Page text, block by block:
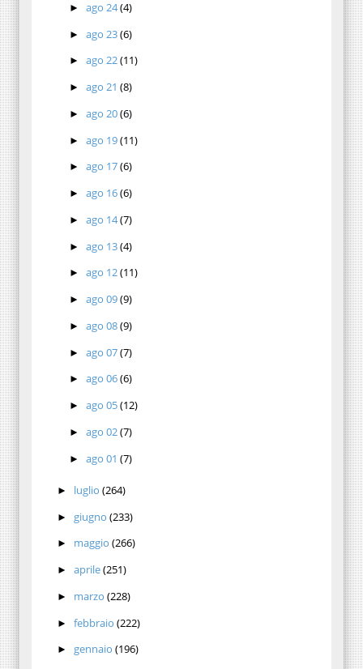
►ago 24(4)
►ago 23(6)
►ago 22(11)
►ago 21(8)
►ago 20(6)
►ago 19(11)
►ago 17(6)
►ago 16(6)
►ago 14(7)
►ago 13(4)
►ago 12(11)
►ago 09(9)
►ago 08(9)
►ago 07(7)
►ago 06(6)
►ago 05(12)
►ago 02(7)
►ago 01(7)
► luglio (264)
► giugno (233)
► maggio (266)
► aprile(251)
► marzo (228)
► febbraio (222)
► gennaio (196)